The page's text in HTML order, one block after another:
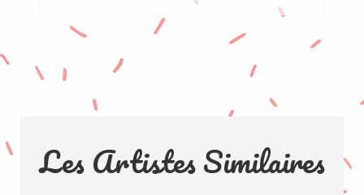
Les Artistes Similaires